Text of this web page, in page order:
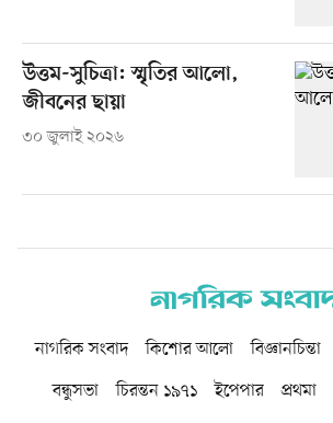
উত্তম-সুচিত্রা: স্মৃতির আলো,
জীবনের ছায়া
৩০ জুলাই ২০২৬
নাগরিক সংবাদ কিশোর আলো বিজ্ঞানচিন্তা
বন্ধুসভা
চিরন্তন ১৯৭১ ইপেপার প্রথমা